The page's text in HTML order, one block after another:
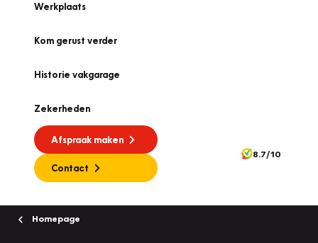
Werkplaats
Kom gerust verder
Historie vakgarage
Zekerheden
Afspraak maken
Contact
8.7/10
Homepage